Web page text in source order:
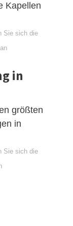
Kapellen
Sie sich die
in
größten
in
Sie sich die